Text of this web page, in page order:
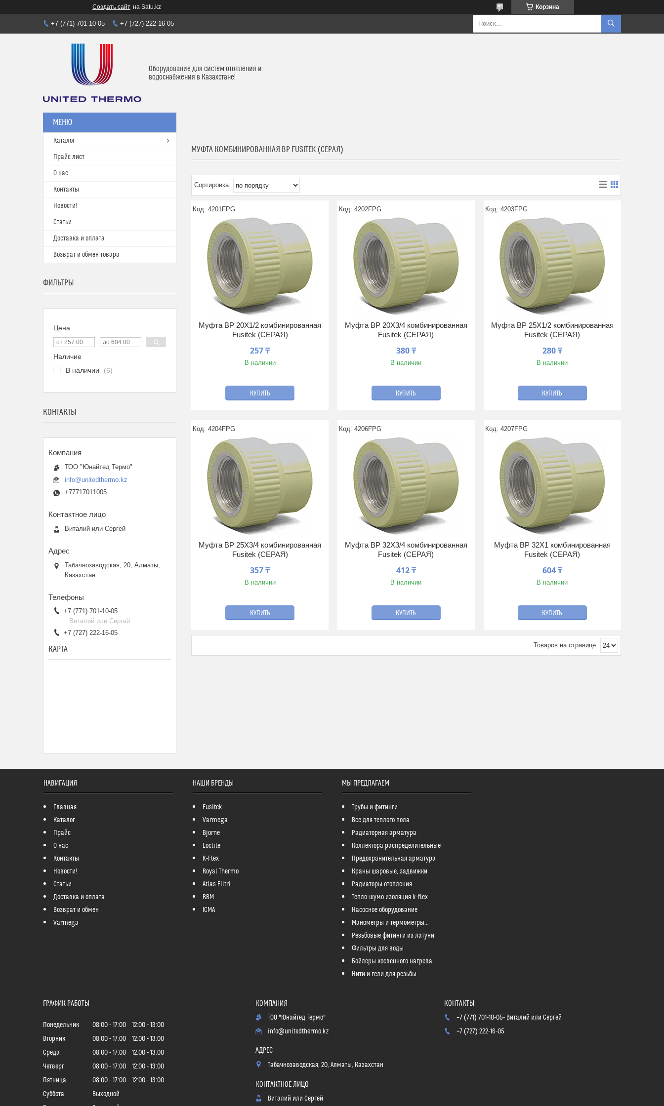
Создать сайт на Satu.kz Корзина
+7 (771) 701-10-05 +7 (727) 222-16-05
Оборудование для систем отопления и
водоснабжения в Казахстане!
МУФТА КОМБИНИРОВАННАЯ ВР FUSITEK (СЕРАЯ)
4201FPG
Муфта ВР 20Х1/2 комбинированная
Fusitek (СЕРАЯ)
257 ₸
В наличии
КУПИТЬ
4202FPG
Муфта ВР 20Х3/4 комбинированная
Fusitek (СЕРАЯ)
380 ₸
В наличии
КУПИТЬ
4203FPG
Муфта ВР 25Х1/2 комбинированная
Fusitek (СЕРАЯ)
280 ₸
В наличии
КУПИТЬ
4204FPG
Муфта ВР 25Х3/4 комбинированная
Fusitek (СЕРАЯ)
357 ₸
В наличии
КУПИТЬ
4206FPG
Муфта ВР 32Х3/4 комбинированная
Fusitek (СЕРАЯ)
412 ₸
В наличии
КУПИТЬ
4207FPG
Муфта ВР 32Х1 комбинированная
Fusitek (СЕРАЯ)
604 ₸
В наличии
КУПИТЬ
Каталог
Прайс лист
О нас
Контакты
Новости!
Статьи
Доставка и оплата
Возврат и обмен товара
ФИЛЬТРЫ
Цена
Наличие
В наличии
6
КОНТАКТЫ
ТОО "Юнайтед Термо"
info@unitedthermo.kz
+77717011005
Виталий или Сергей
Табачнозаводская, 20, Алматы,
Казахстан
+7 (771) 701-10-05
Виталий или Сергей
+7 (727) 222-16-05
КАРТА
НАВИГАЦИЯ
Главная
Каталог
Прайс
О нас
Контакты
Новости!
Статьи
Доставка и оплата
Возврат и обмен
Varmega
НАШИ БРЕНДЫ
Fusitek
Varmega
Bjorne
Loctite
K-Flex
Royal Thermo
Atlas Filtri
RBM
ICMA
МЫ ПРЕДЛАГАЕМ
Трубы и фитинги
Все для теплого пола
Радиаторная арматура
Коллектора распределительные
Предохранительная арматура
Краны шаровые, задвижки
Радиаторы отопления
Тепло-шумо изоляция k-flex
Насосное оборудование
Манометры и термометры...
Резьбовые фитинги из латуни
Фильтры для воды
Бойлеры косвенного нагрева
Нити и гели для резьбы
ГРАФИК РАБОТЫ
Понедельник 08:00 17:00 12:00
13:00
Вторник
08:00 17:00 12:00
13:00
Среда
08:00 17:00 12:00
13:00
Четверг
08:00 17:00 12:00
13:00
Пятница
08:00 17:00 12:00
13:00
Суббота
Выходной
ТОО "Юнайтед Термо"
info@unitedthermo.kz
Табачнозаводская, 20, Алматы, Казахстан
Виталий или Сергей
+7 (771) 701-10-05 Виталий или Сергей
+7 (727) 222-16-05